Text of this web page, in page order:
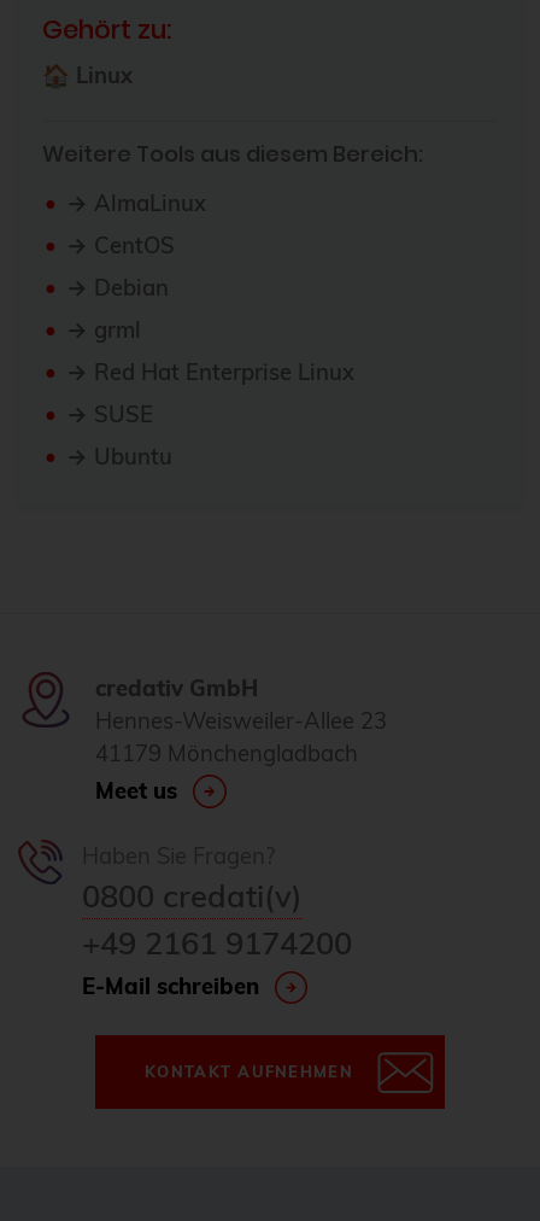
Gehört zu:
🏠 Linux
Weitere Tools aus diesem Bereich:
→ AlmaLinux
→ CentOS
→ Debian
→ grml
→ Red Hat Enterprise Linux
→ SUSE
→ Ubuntu
credativ GmbH
Hennes-Weisweiler-Allee 23
41179 Mönchengladbach
Meet us
0800 credati(v)
+49 2161 9174200
E-Mail schreiben
KONTAKT AUFNEHMEN